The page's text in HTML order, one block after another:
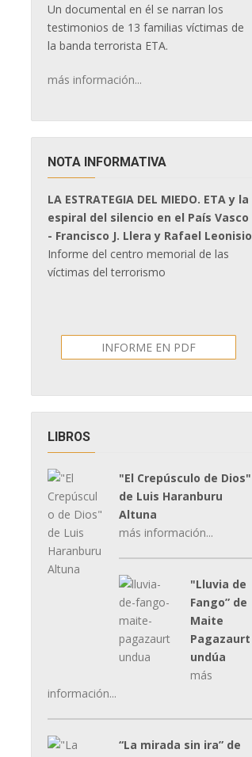
Un documental en él se narran los
testimonios de 13 familias víctimas de
la banda terrorista ETA.
más información...
NOTA INFORMATIVA
LA ESTRATEGIA DEL MIEDO. ETA y la
espiral del silencio en el País Vasco
- Francisco J. Llera y Rafael Leonisio
Informe del centro memorial de las
víctimas del terrorismo
INFORME EN PDF
LIBROS
"El Crepúsculo de Dios"
de Luis Haranburu
Altuna
más información...
"Lluvia de
Fango” de
Maite
Pagazaurt
undúa
más
información...
“La mirada sin ira” de